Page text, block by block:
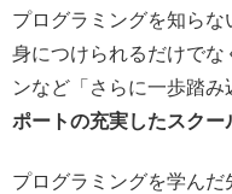
プログラミングを知ら
身につけられるだけでな
ンなど「さらに一歩踏み
ポートの充実したスクー
プログラミングを学ん